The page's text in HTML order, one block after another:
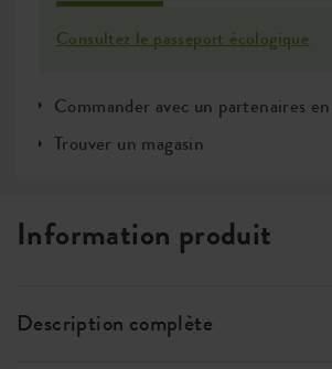
Consultez le passeport écologique
Commander avec un partenaires
Trouver un magasin
Information produit
Description complète